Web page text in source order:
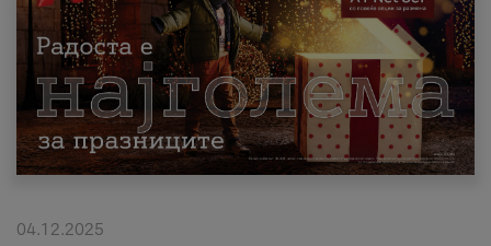
МК EN SQ
Приватни Деловни
Поддршка
Надополни кредит
04.12.2025